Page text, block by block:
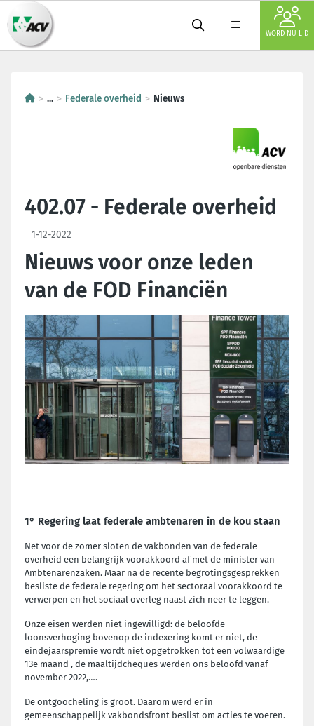
WORD NU LID
... Federale overheid Nieuws
402.07 - Federale overheid
1-12-2022
Nieuws voor onze leden
van de FOD Financiën
1° Regering laat federale ambtenaren in de kou staan
Net voor de zomer sloten de vakbonden van de federale
overheid een belangrijk voorakkoord af met de minister van
Ambtenarenzaken. Maar na de recente begrotingsgesprekken
besliste de federale regering om het sectoraal voorakkoord te
verwerpen en het sociaal overleg naast zich neer te leggen.
Onze eisen werden niet ingewilligd: de beloofde
loonsverhoging bovenop de indexering komt er niet, de
eindejaarspremie wordt niet opgetrokken tot een volwaardige
13e maand , de maaltijdcheques werden ons beloofd vanaf
november 2022,….
De ontgoocheling is groot. Daarom werd er in
gemeenschappelijk vakbondsfront beslist om acties te voeren.